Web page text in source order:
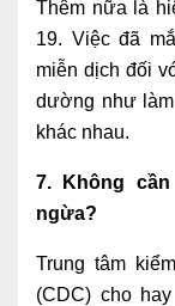
Thêm nữa là
19. Việc đã
miễn dịch đối
dường như
khác nhau.
7. Không
ngừa?
Trung tâm
(CDC) cho